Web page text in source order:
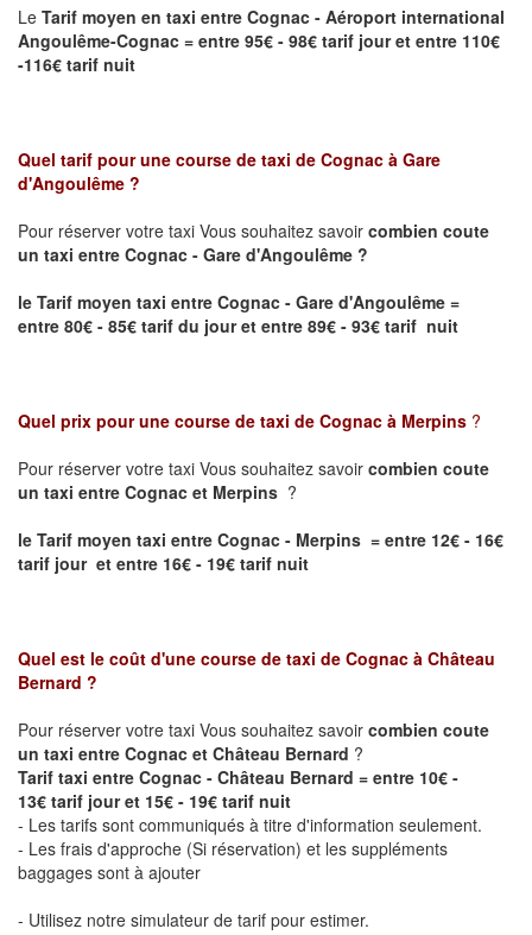
Le Tarif moyen en taxi entre Cognac - Aéroport international
Angoulême-Cognac = entre 95€ - 98€ tarif jour et entre 110€
-116€ tarif nuit
Quel tarif pour une course de taxi de Cognac à Gare
d'Angoulême ?
Pour réserver votre taxi Vous souhaitez savoir combien coute
un taxi entre Cognac - Gare d'Angoulême ?
le Tarif moyen taxi entre Cognac - Gare d'Angoulême =
entre 80€ - 85€ tarif du jour et entre 89€ - 93€ tarif nuit
Quel prix pour une course de taxi de Cognac à Merpins ?
Pour réserver votre taxi Vous souhaitez savoir combien coute
un taxi entre Cognac et Merpins ?
le Tarif moyen taxi entre Cognac - Merpins = entre 12€ - 16€
tarif jour et entre 16€ - 19€ tarif nuit
Quel est le coût d'une course de taxi de Cognac à Château
Bernard ?
Pour réserver votre taxi Vous souhaitez savoir combien coute
un taxi entre Cognac et Château Bernard ?
Tarif taxi entre Cognac - Château Bernard = entre 10€ -
13€ tarif jour et 15€ - 19€ tarif nuit
- Les tarifs sont communiqués à titre d'information seulement.
- Les frais d'approche (Si réservation) et les suppléments
baggages sont à ajouter
- Utilisez notre simulateur de tarif pour estimer.